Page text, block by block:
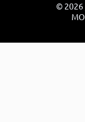
© 2026